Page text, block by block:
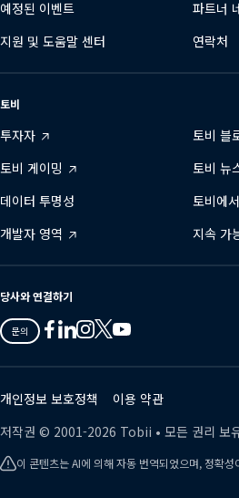
예정된 이벤트
파트너
지원 및 도움말 센터
연락처
토비
투자자
토비 블
토비 게이밍
토비 뉴
데이터 투명성
토비에
개발자 영역
지속 가
당사와 연결하기
문의
Tobii
on
Facebook
Tobii
on
Linkedin
Tobii
on
Instagram
Tobii
on
Twitter
Tobii
on
Youtube
개인정보 보호정책
이용 약관
저작권 © 2001-2026 Tobii • 모든 권리 보
이 콘텐츠는 AI에 의해 자동 번역되었으며, 정확